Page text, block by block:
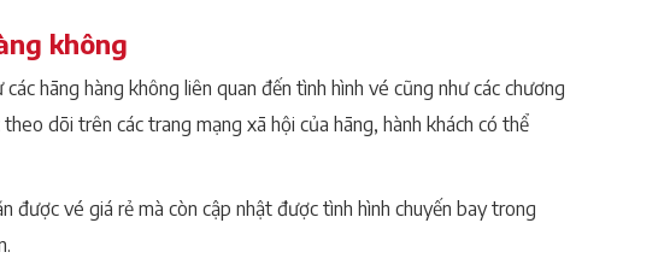
không
hãng hàng không liên quan đến tình hình vé cũng như các chương
dõi trên các trang mạng xã hội của hãng, hành khách có thể
được vé giá rẻ mà còn cập nhật được tình hình chuyến bay trong